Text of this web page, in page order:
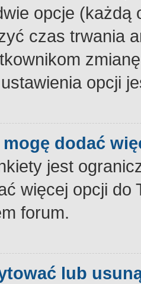
opcje
czas trwania
opcji
mogę dodać
jest
więcej opcji
forum.
lub